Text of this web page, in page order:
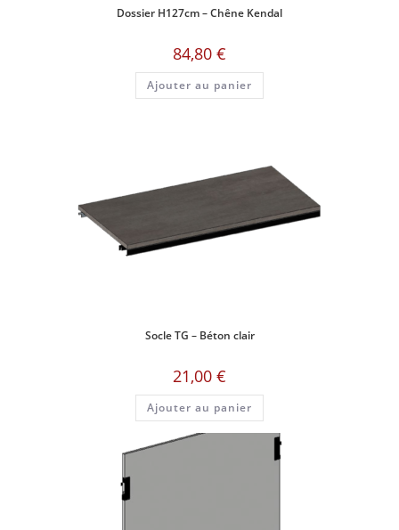
Dossier H127cm – Chêne Kendal
84,80 €
Ajouter au panier
Socle TG – Béton clair
21,00 €
Ajouter au panier